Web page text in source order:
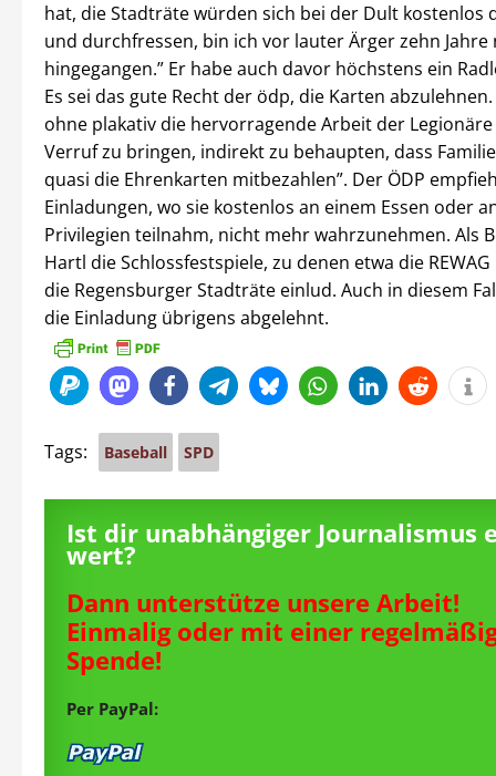
hat, die Stadträte würden sich bei der Dult kostenlos
und durchfressen, bin ich vor lauter Ärger zehn
hingegangen.” Er habe auch davor höchstens ein
Es sei das gute Recht der ödp, die Karten
ohne plakativ die hervorragende Arbeit der
Verruf zu bringen, indirekt zu behaupten, dass
quasi die Ehrenkarten mitbezahlen”. Der ÖDP
Einladungen, wo sie kostenlos an einem Essen oder
Privilegien teilnahm, nicht mehr wahrzunehmen. Als
Hartl die Schlossfestspiele, zu denen etwa die
die Regensburger Stadträte einlud. Auch in diesem
die Einladung übrigens abgelehnt.
Tags: Baseball SPD
Ist dir unabhängiger Journalismus
wert?
Dann unterstütze unsere Arbeit!
Einmalig oder mit einer
Spende!
Per PayPal: